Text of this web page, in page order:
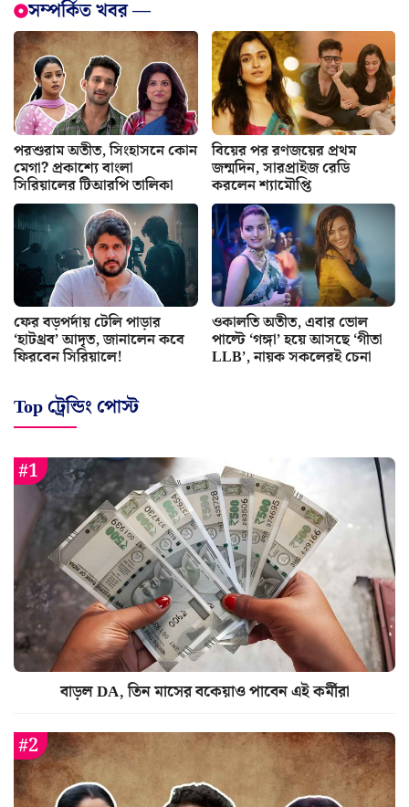
সম্পর্কিত খবর —
পরশুরাম অতীত, সিংহাসনে কোন
মেগা? প্রকাশ্যে বাংলা
সিরিয়ালের টিআরপি তালিকা
বিয়ের পর রণজয়ের প্রথম
জন্মদিন, সারপ্রাইজ রেডি
করলেন শ্যামৌপ্তি
ফের বড়পর্দায় টেলি পাড়ার
‘হাটথ্রব’ আদৃত, জানালেন কবে
ফিরবেন সিরিয়ালে!
ওকালতি অতীত, এবার ভোল
পাল্টে ‘গঙ্গা’ হয়ে আসছে ‘গীতা
LLB’, নায়ক সকলেরই চেনা
Top ট্রেন্ডিং পোস্ট
বাড়ল DA, তিন মাসের বকেয়াও পাবেন এই কর্মীরা